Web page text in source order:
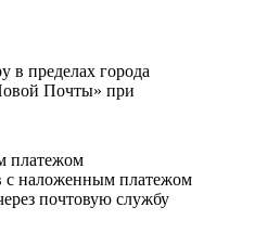
в пределах города
Почты» при
платежом
с наложенным платежом
почтовую службу